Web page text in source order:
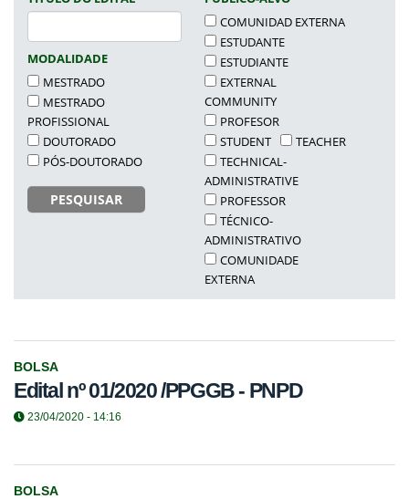
MODALIDADE
MESTRADO
MESTRADO
PROFISSIONAL
DOUTORADO
PÓS-DOUTORADO
PESQUISAR
COMUNIDAD EXTERNA
ESTUDANTE
ESTUDIANTE
EXTERNAL
COMMUNITY
PROFESOR
STUDENT
TEACHER
TECHNICAL-
ADMINISTRATIVE
PROFESSOR
TÉCNICO-
ADMINISTRATIVO
COMUNIDADE
EXTERNA
BOLSA
Edital nº 01/2020 /PPGGB - PNPD
23/04/2020 - 14:16
BOLSA